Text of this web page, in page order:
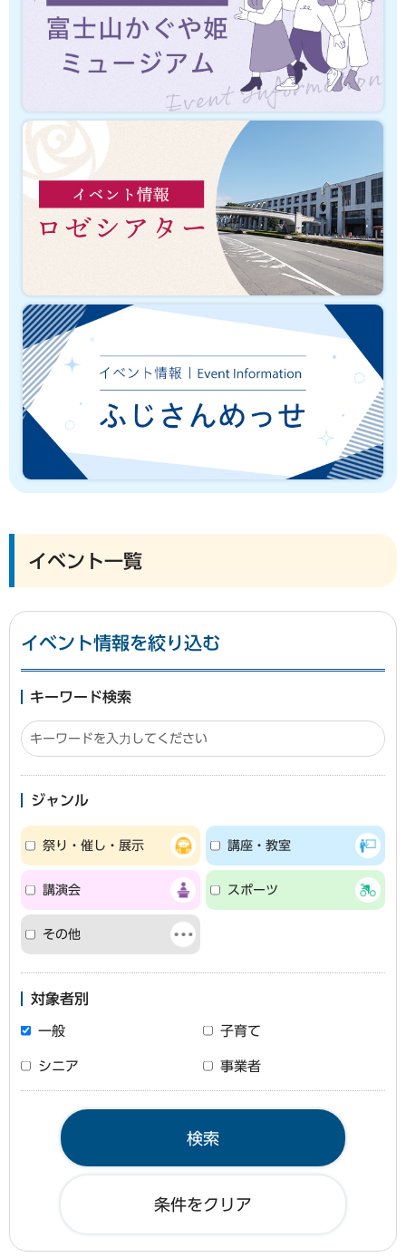
イベント一覧
イベント情報を絞り込む
キーワード検索
ジャンル
祭り・催し・展示 講座・教室
講演会 スポーツ
その他
対象者別
一般 子育て
シニア 事業者
条件をクリア